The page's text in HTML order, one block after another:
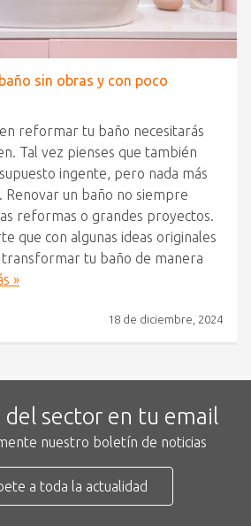
sin obras y con poco
reformar tu baño necesitarás
Tal vez pienses que también
ingente, pero nada más
Renovar un baño no siempre
reformas o grandes proyectos.
que con algunas ideas originales
transformar tu baño de manera
»
18 de diciembre, 2024
del sector en tu email
nuestro boletín de noticias
a toda la actualidad